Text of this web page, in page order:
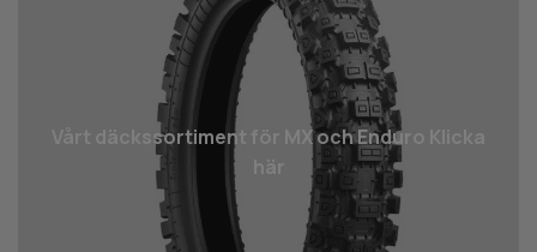
Vårt däcks­sortiment för MX och Enduro Klicka